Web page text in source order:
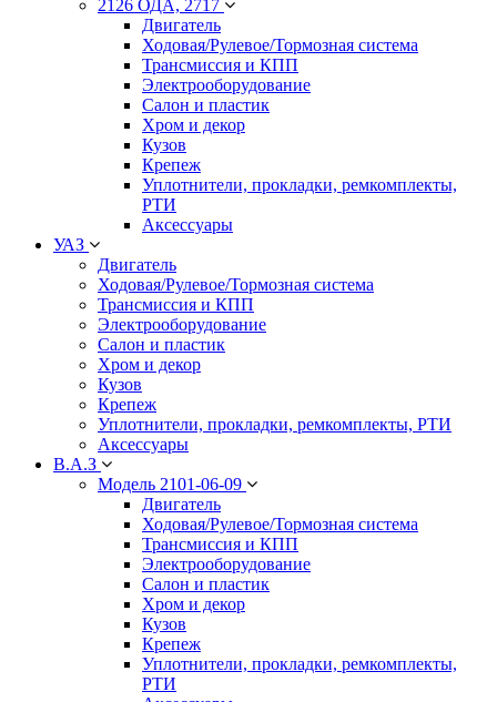
2126 ОДА, 2717
Двигатель
Ходовая/Рулевое/Тормозная система
Трансмиссия и КПП
Электрооборудование
Салон и пластик
Хром и декор
Кузов
Крепеж
Уплотнители, прокладки, ремкомплекты,
РТИ
Аксессуары
УАЗ
Двигатель
Ходовая/Рулевое/Тормозная система
Трансмиссия и КПП
Электрооборудование
Салон и пластик
Хром и декор
Кузов
Крепеж
Уплотнители, прокладки, ремкомплекты, РТИ
Аксессуары
В.А.З
Модель 2101-06-09
Двигатель
Ходовая/Рулевое/Тормозная система
Трансмиссия и КПП
Электрооборудование
Салон и пластик
Хром и декор
Кузов
Крепеж
Уплотнители, прокладки, ремкомплекты,
РТИ